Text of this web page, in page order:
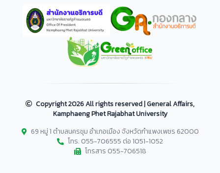
Copyright2026 All rights reserved | General Affairs,
Kamphaeng Phet Rajabhat University
69 หมู่ 1 ตำบลนครชุม อำเภอเมือง จังหวัดกำแพงเพชร 62000
โทร. 055-706555 ต่อ 1051-1052
โทรสาร 055-706518